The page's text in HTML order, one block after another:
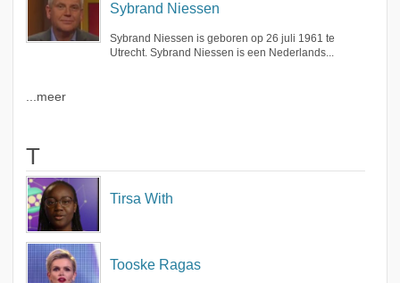
Sybrand Niessen
Sybrand Niessen is geboren op 26 juli 1961 te
Utrecht. Sybrand Niessen is een Nederlands...
...meer
T
Tirsa With
Tooske Ragas